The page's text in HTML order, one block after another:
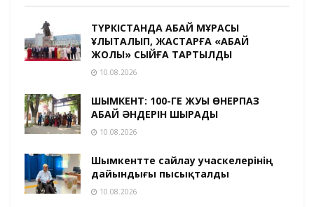
ТҮРКІСТАНДА АБАЙ МҰРАСЫ
ҰЛЫҚТАЛЫП, ЖАСТАРҒА «АБАЙ
ЖОЛЫ» СЫЙҒА ТАРТЫЛДЫ
10.08.2026
ШЫМКЕНТ: 100-ГЕ ЖУЫҚ ӨНЕРПАЗ
АБАЙ ӘНДЕРІН ШЫРҚАДЫ
10.08.2026
Шымкентте сайлау учаскелерінің
дайындығы пысықталды
10.08.2026